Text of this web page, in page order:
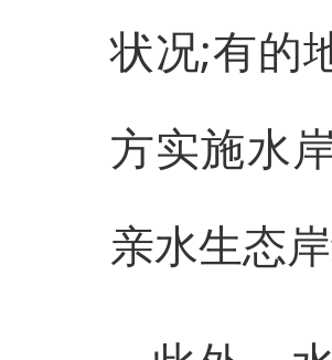
状况;有的
方实施水
亲水生态